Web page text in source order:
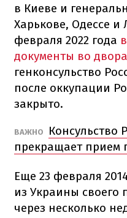
в Киеве и
Харькове, Одессе и
февраля 2022 года
документы во
генконсульство
после оккупации
закрыто.
ВАЖНО
Консульство
прекращает прием
Еще 23 февраля
из Украины своего
через несколько